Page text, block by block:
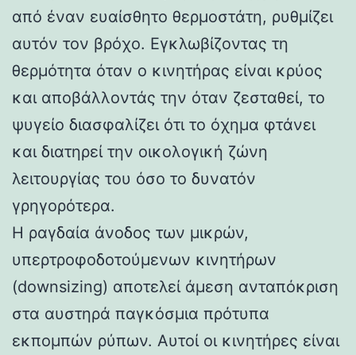
από έναν ευαίσθητο θερμοστάτη, ρυθμίζει
αυτόν τον βρόχο. Εγκλωβίζοντας τη
θερμότητα όταν ο κινητήρας είναι κρύος
και αποβάλλοντάς την όταν ζεσταθεί, το
ψυγείο διασφαλίζει ότι το όχημα φτάνει
και διατηρεί την οικολογική ζώνη
λειτουργίας του όσο το δυνατόν
γρηγορότερα.
Η ραγδαία άνοδος των μικρών,
υπερτροφοδοτούμενων κινητήρων
(downsizing) αποτελεί άμεση ανταπόκριση
στα αυστηρά παγκόσμια πρότυπα
εκπομπών ρύπων. Αυτοί οι κινητήρες είναι